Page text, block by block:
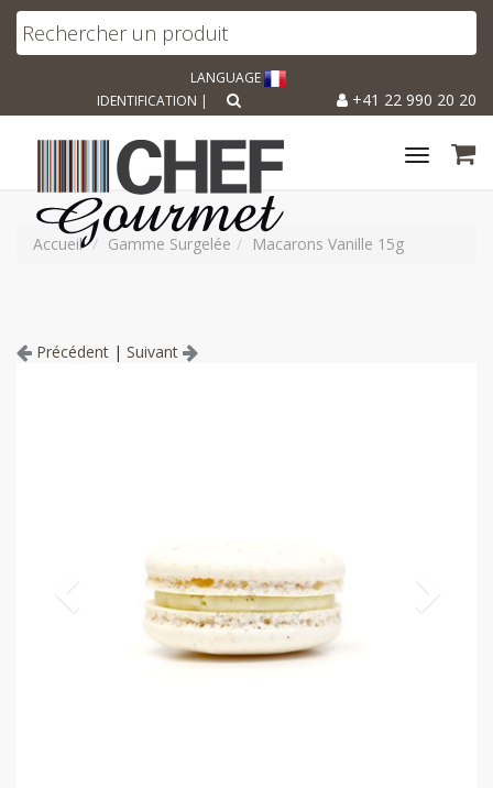
LANGUAGE
+41 22 990 20 20
IDENTIFICATION |
Toggle
Accueil Gamme Surgelée Macarons Vanille 15g
Précédent | Suivant